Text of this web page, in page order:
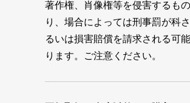
著作権、肖像権等を侵害するも
り、場合によっては刑事罰が科
るいは損害賠償を請求される可
ります。ご注意ください。